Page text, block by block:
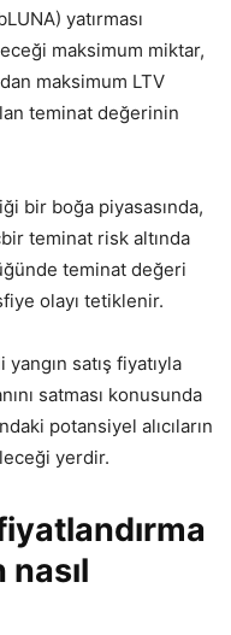
yatırması
maksimum miktar,
maksimum LTV
teminat değerinin
bir boğa piyasasında,
teminat risk altında
teminat değeri
olayı tetiklenir.
yangın satış fiyatıyla
satması konusunda
potansiyel alıcıların
yerdir.